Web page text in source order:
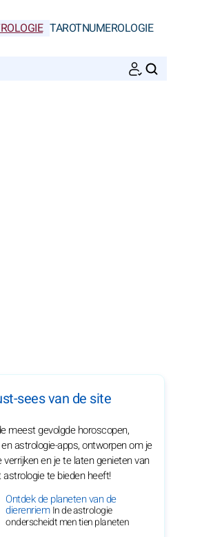
TAROTNUMEROLOGIE
sees van de site
meest gevolgde horoscopen,
astrologie-apps, ontworpen om je
verrijken en je te laten genieten van
te bieden heeft!
Ontdek de planeten van de
dierenriemIn de astrologie
onderscheidt men tien planeten